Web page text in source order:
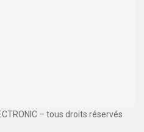
– tous droits réservés